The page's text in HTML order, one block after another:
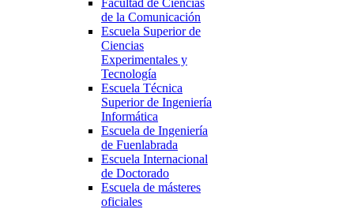
Facultad de Ciencias
de la Comunicación
Escuela Superior de
Ciencias
Experimentales y
Tecnología
Escuela Técnica
Superior de Ingeniería
Informática
Escuela de Ingeniería
de Fuenlabrada
Escuela Internacional
de Doctorado
Escuela de másteres
oficiales